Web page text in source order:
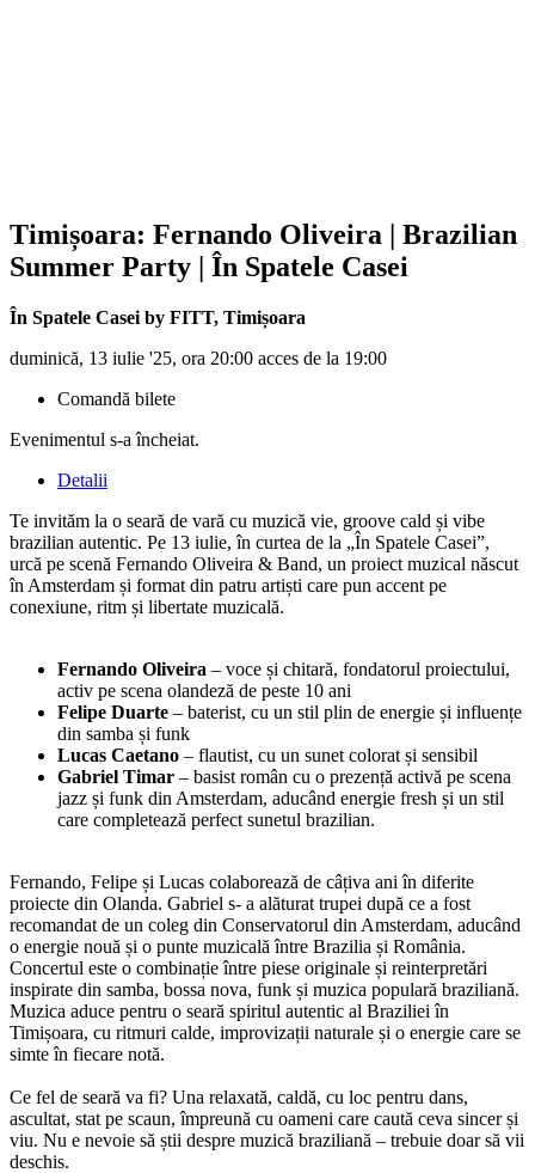
Timișoara: Fernando Oliveira | Brazilian
Summer Party | În Spatele Casei
În Spatele Casei by FITT, Timișoara
duminică, 13 iulie '25, ora 20:00 acces de la 19:00
Comandă bilete
Evenimentul s-a încheiat.
Detalii
Te invităm la o seară de vară cu muzică vie, groove cald și vibe
brazilian autentic. Pe 13 iulie, în curtea de la „În Spatele Casei”,
urcă pe scenă Fernando Oliveira & Band, un proiect muzical născut
în Amsterdam și format din patru artiști care pun accent pe
conexiune, ritm și libertate muzicală.
Fernando Oliveira – voce și chitară, fondatorul proiectului,
activ pe scena olandeză de peste 10 ani
Felipe Duarte – baterist, cu un stil plin de energie și influențe
din samba și funk
Lucas Caetano – flautist, cu un sunet colorat și sensibil
Gabriel Timar – basist român cu o prezență activă pe scena
jazz și funk din Amsterdam, aducând energie fresh și un stil
care completează perfect sunetul brazilian.
Fernando, Felipe și Lucas colaborează de câțiva ani în diferite
proiecte din Olanda. Gabriel s- a alăturat trupei după ce a fost
recomandat de un coleg din Conservatorul din Amsterdam, aducând
o energie nouă și o punte muzicală între Brazilia și România.
Concertul este o combinație între piese originale și reinterpretări
inspirate din samba, bossa nova, funk și muzica populară braziliană.
Muzica aduce pentru o seară spiritul autentic al Braziliei în
Timișoara, cu ritmuri calde, improvizații naturale și o energie care se
simte în fiecare notă.
Ce fel de seară va fi? Una relaxată, caldă, cu loc pentru dans,
ascultat, stat pe scaun, împreună cu oameni care caută ceva sincer și
viu. Nu e nevoie să știi despre muzică braziliană – trebuie doar să vii
deschis.